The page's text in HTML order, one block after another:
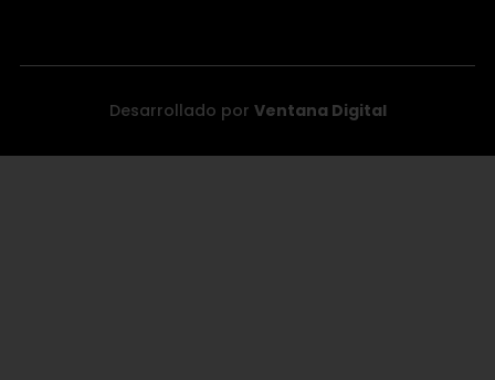
Desarrollado por Ventana Digital